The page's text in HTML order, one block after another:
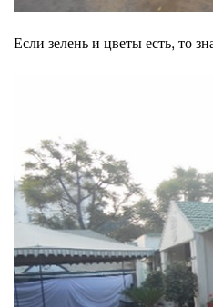
Если зелень и цветы есть, то